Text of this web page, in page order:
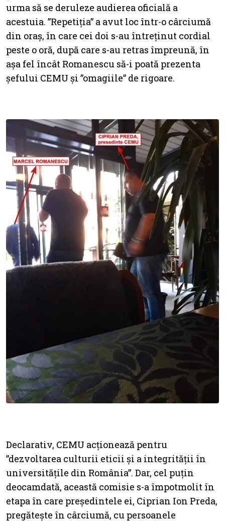
urma să se deruleze audierea oficială a
acestuia. ”Repetiția” a avut loc într-o cârciumă
din oraș, în care cei doi s-au întreținut cordial
peste o oră, după care s-au retras împreună, în
așa fel încât Romanescu să-i poată prezenta
șefului CEMU și ”omagiile” de rigoare.
Declarativ, CEMU acționează pentru
”dezvoltarea culturii eticii și a integrității în
universitățile din România”. Dar, cel puțin
deocamdată, această comisie s-a împotmolit în
etapa în care președintele ei, Ciprian Ion Preda,
pregătește în cârciumă, cu persoanele